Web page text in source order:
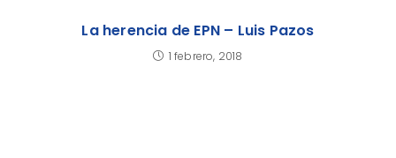
La herencia de EPN – Luis Pazos
1 febrero, 2018